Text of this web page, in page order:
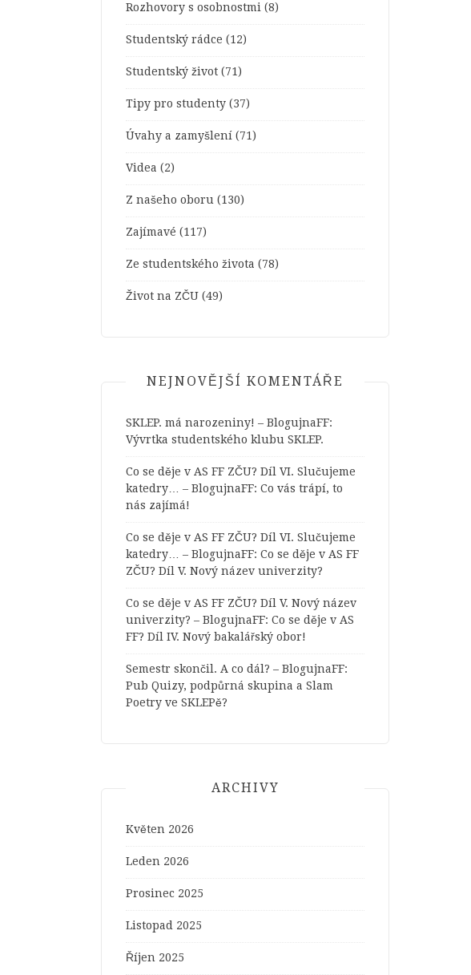
Rozhovory s osobnostmi (8)
Studentský rádce (12)
Studentský život (71)
Tipy pro studenty (37)
Úvahy a zamyšlení (71)
Videa (2)
Z našeho oboru (130)
Zajímavé (117)
Ze studentského života (78)
Život na ZČU (49)
NEJNOVĚJŠÍ KOMENTÁŘE
SKLEP. má narozeniny! – BlogujnaFF:
Vývrtka studentského klubu SKLEP.
Co se děje v AS FF ZČU? Díl VI. Slučujeme
katedry… – BlogujnaFF: Co vás trápí, to
nás zajímá!
Co se děje v AS FF ZČU? Díl VI. Slučujeme
katedry… – BlogujnaFF: Co se děje v AS FF
ZČU? Díl V. Nový název univerzity?
Co se děje v AS FF ZČU? Díl V. Nový název
univerzity? – BlogujnaFF: Co se děje v AS
FF? Díl IV. Nový bakalářský obor!
Semestr skončil. A co dál? – BlogujnaFF:
Pub Quizy, podpůrná skupina a Slam
Poetry ve SKLEPě?
ARCHIVY
Květen 2026
Leden 2026
Prosinec 2025
Listopad 2025
Říjen 2025